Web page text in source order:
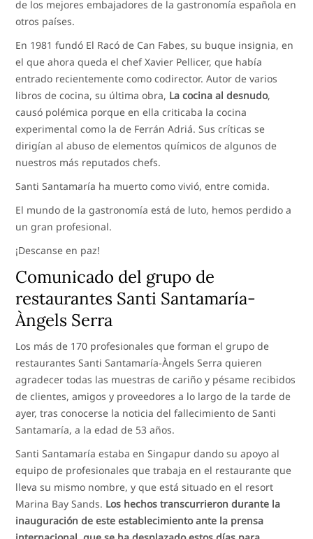
de los mejores embajadores de la gastronomía española en
otros países.
En 1981 fundó El Racó de Can Fabes, su buque insignia, en
el que ahora queda el chef Xavier Pellicer, que había
entrado recientemente como codirector. Autor de varios
libros de cocina, su última obra, La cocina al desnudo,
causó polémica porque en ella criticaba la cocina
experimental como la de Ferrán Adriá. Sus críticas se
dirigían al abuso de elementos químicos de algunos de
nuestros más reputados chefs.
Santi Santamaría ha muerto como vivió, entre comida.
El mundo de la gastronomía está de luto, hemos perdido a
un gran profesional.
¡Descanse en paz!
Comunicado del grupo de
restaurantes Santi Santamaría-
Àngels Serra
Los más de 170 profesionales que forman el grupo de
restaurantes Santi Santamaría-Àngels Serra quieren
agradecer todas las muestras de cariño y pésame recibidos
de clientes, amigos y proveedores a lo largo de la tarde de
ayer, tras conocerse la noticia del fallecimiento de Santi
Santamaría, a la edad de 53 años.
Santi Santamaría estaba en Singapur dando su apoyo al
equipo de profesionales que trabaja en el restaurante que
lleva su mismo nombre, y que está situado en el resort
Marina Bay Sands. Los hechos transcurrieron durante la
inauguración de este establecimiento ante la prensa